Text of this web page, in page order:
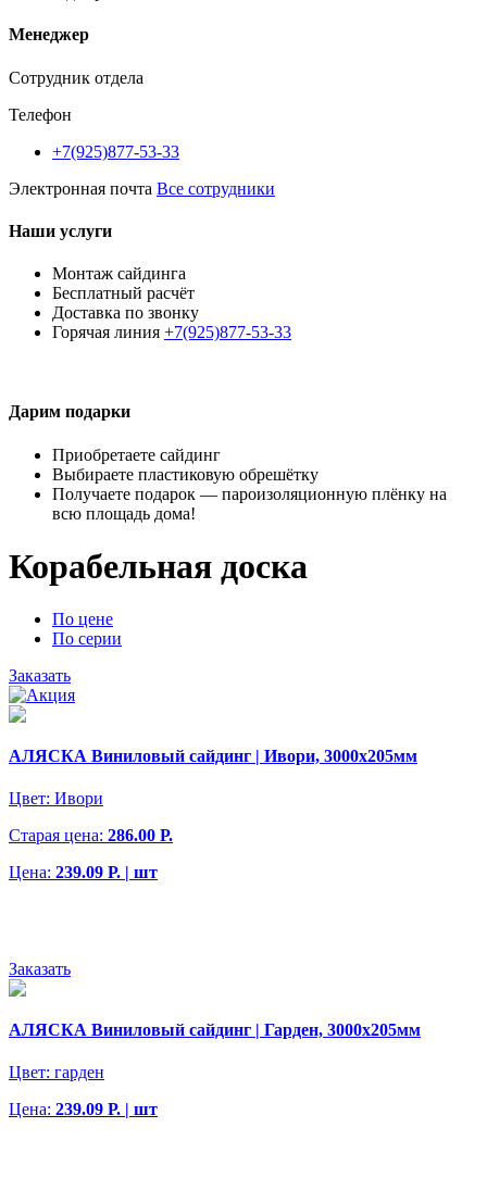
Менеджер
Сотрудник отдела
Телефон
+7(925)877-53-33
Электронная почта Все сотрудники
Наши услуги
Монтаж сайдинга
Бесплатный расчёт
Доставка по звонку
Горячая линия +7(925)877-53-33
Дарим подарки
Приобретаете сайдинг
Выбираете пластиковую обрешётку
Получаете подарок — пароизоляционную плёнку на
всю площадь дома!
Корабельная доска
По цене
По серии
Заказать
АЛЯСКА Виниловый сайдинг | Ивори, 3000х205мм
Цвет: Ивори
Старая цена: 286.00 Р.
Цена: 239.09 Р. | шт
Заказать
АЛЯСКА Виниловый сайдинг | Гарден, 3000х205мм
Цвет: гарден
Цена: 239.09 Р. | шт